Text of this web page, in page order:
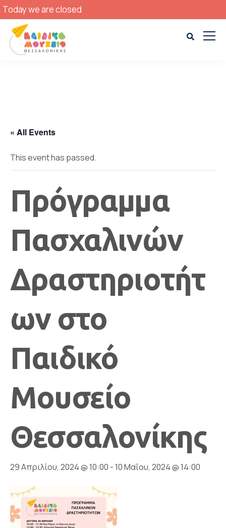
Today we are closed
« All Events
This event has passed.
Πρόγραμμα
Πασχαλινών
Δραστηριοτήτ
ων στο
Παιδικό
Μουσείο
Θεσσαλονίκης
29 Απριλίου, 2024 @ 10:00 -10 Μαΐου, 2024 @ 14:00